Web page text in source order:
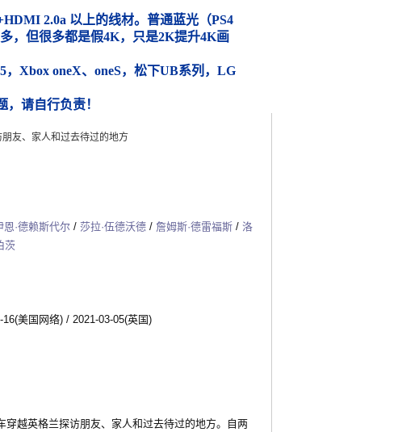
2.0a 以上的线材。普通蓝光（PS4
，但很多都是假4K，只是2K提升4K画
，Xbox oneX、oneS，松下UB系列，LG
请自行负责！
友、家人和过去待过的地方
恩·德赖斯代尔 / 莎拉·伍德沃德 / 詹姆斯·德雷福斯 / 洛
茨
16(美国网络) / 2021-03-05(英国)
越英格兰探访朋友、家人和过去待过的地方。自两